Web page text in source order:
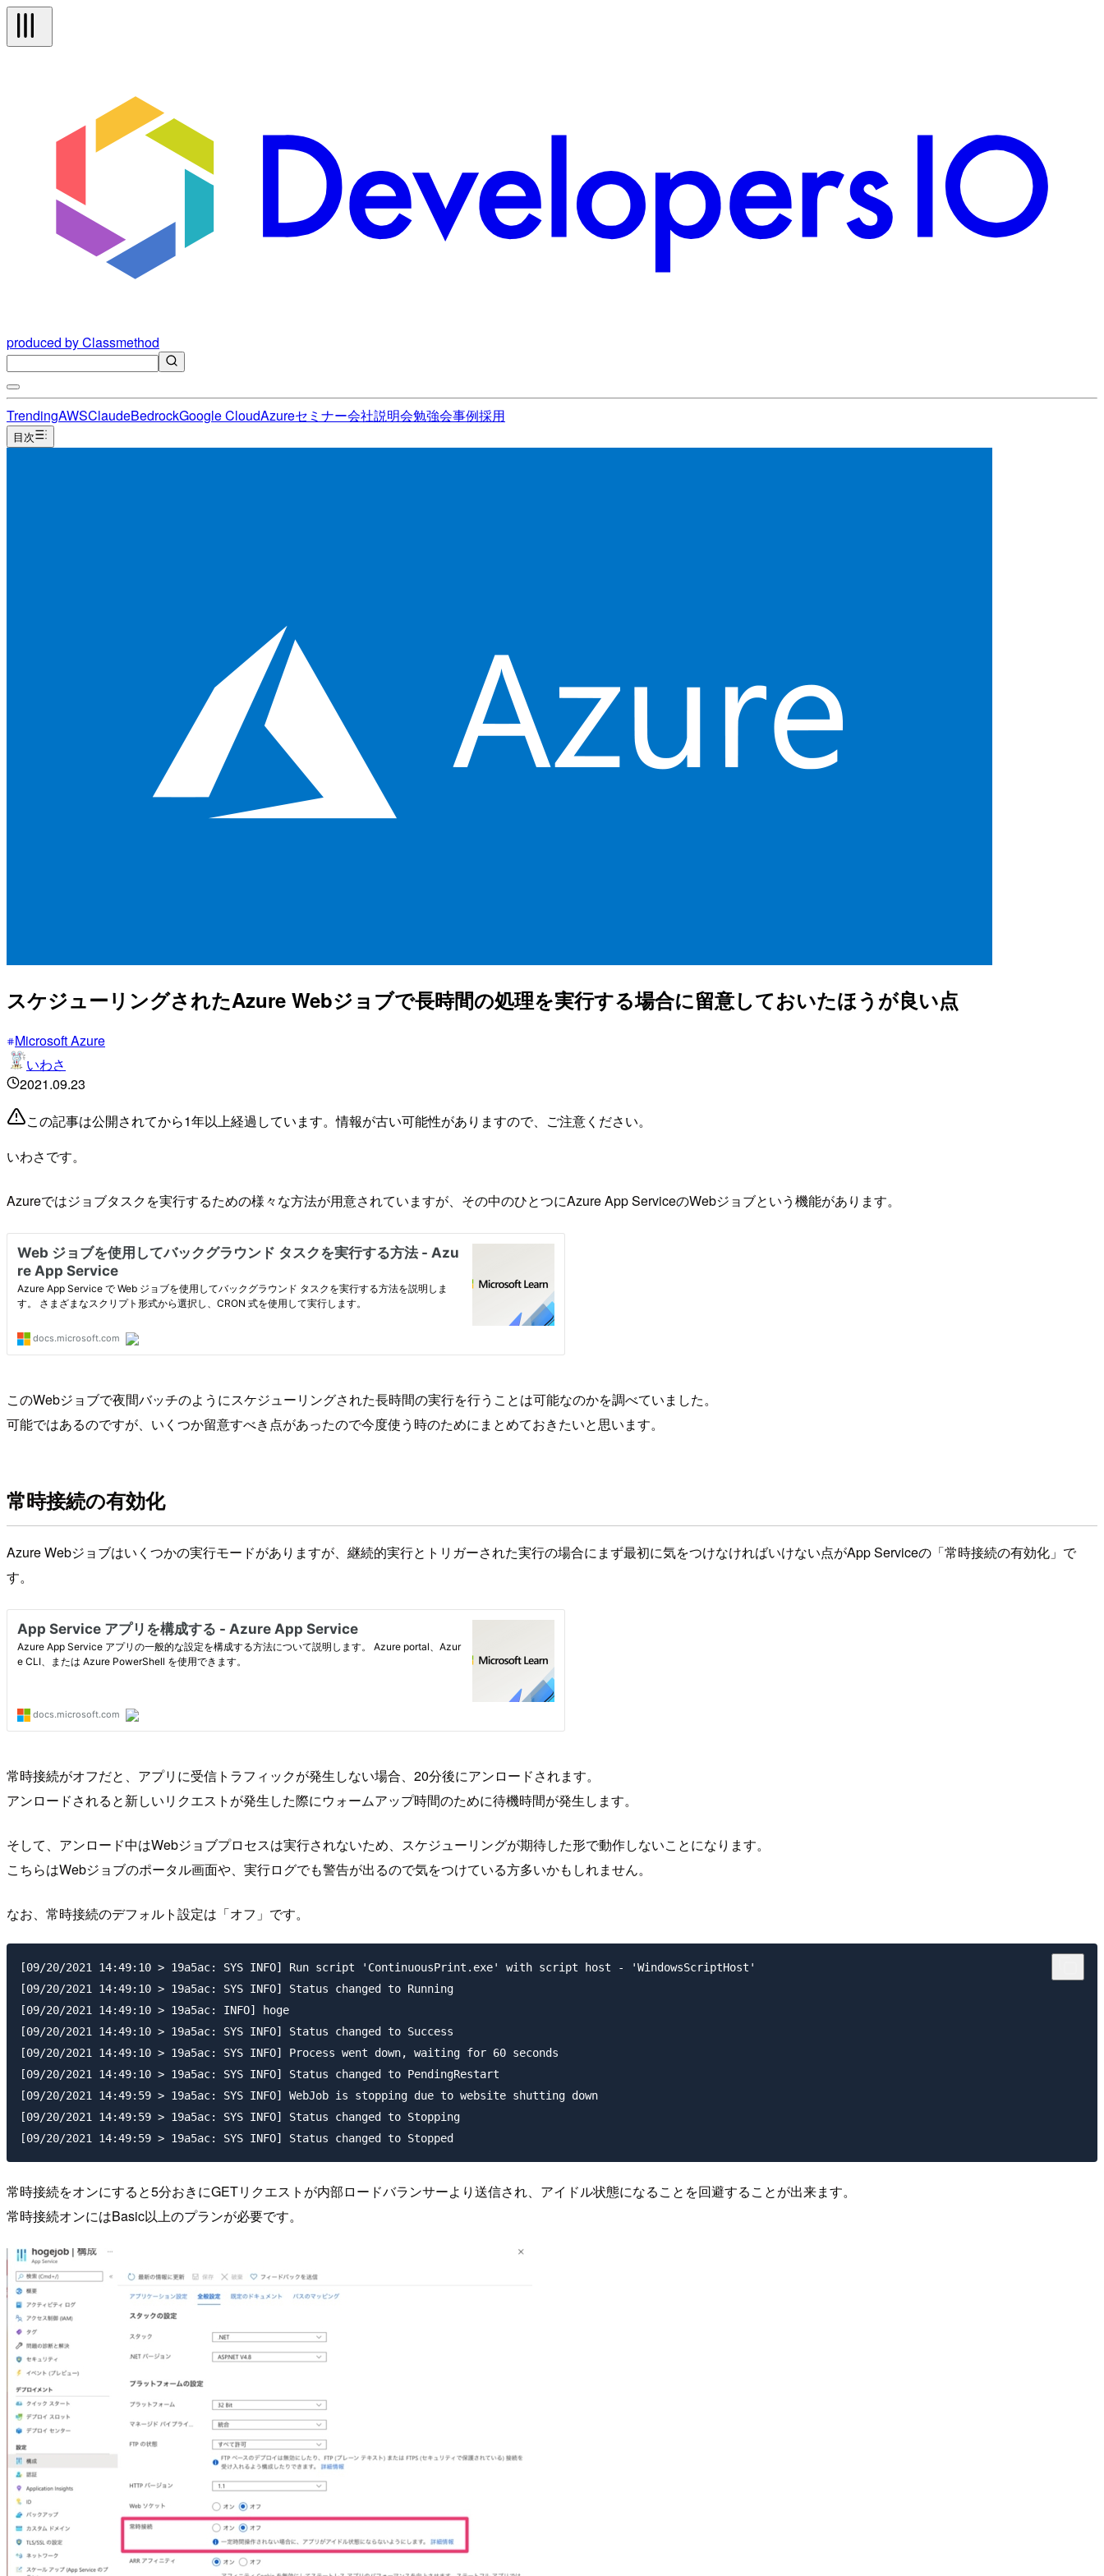
produced by Classmethod
TrendingAWSClaudeBedrockGoogle CloudAzureセミナー会社説明会勉強会事例採用
目次
スケジューリングされたAzure Webジョブで長時間の処理を実行する場合に留意しておいたほうが良い点
Microsoft Azure
いわさ
2021.09.23
この記事は公開されてから1年以上経過しています。情報が古い可能性がありますので、ご注意ください。
いわさです。
Azureではジョブタスクを実行するための様々な方法が用意されていますが、その中のひとつにAzure App ServiceのWebジョブという機能があります。
このWebジョブで夜間バッチのようにスケジューリングされた長時間の実行を行うことは可能なのかを調べていました。
可能ではあるのですが、いくつか留意すべき点があったので今度使う時のためにまとめておきたいと思います。
常時接続の有効化
Azure Webジョブはいくつかの実行モードがありますが、継続的実行とトリガーされた実行の場合にまず最初に気をつけなければいけない点がApp Serviceの「常時接続の有効化」で
す。
常時接続がオフだと、アプリに受信トラフィックが発生しない場合、20分後にアンロードされます。
アンロードされると新しいリクエストが発生した際にウォームアップ時間のために待機時間が発生します。
そして、アンロード中はWebジョブプロセスは実行されないため、スケジューリングが期待した形で動作しないことになります。
こちらはWebジョブのポータル画面や、実行ログでも警告が出るので気をつけている方多いかもしれません。
なお、常時接続のデフォルト設定は「オフ」です。
[09/20/2021 14:49:10 > 19a5ac: SYS INFO] Run script 'ContinuousPrint.exe' with script host - 'WindowsScriptHost'
[09/20/2021 14:49:10 > 19a5ac: SYS INFO] Status changed to Running
[09/20/2021 14:49:10 > 19a5ac: INFO] hoge
[09/20/2021 14:49:10 > 19a5ac: SYS INFO] Status changed to Success
[09/20/2021 14:49:10 > 19a5ac: SYS INFO] Process went down, waiting for 60 seconds
[09/20/2021 14:49:10 > 19a5ac: SYS INFO] Status changed to PendingRestart
[09/20/2021 14:49:59 > 19a5ac: SYS INFO] WebJob is stopping due to website shutting down
[09/20/2021 14:49:59 > 19a5ac: SYS INFO] Status changed to Stopping
常時接続をオンにすると5分おきにGETリクエストが内部ロードバランサーより送信され、アイドル状態になることを回避することが出来ます。
常時接続オンにはBasic以上のプランが必要です。